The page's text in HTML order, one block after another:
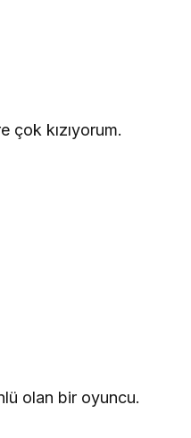
çok kızıyorum.
olan bir oyuncu.